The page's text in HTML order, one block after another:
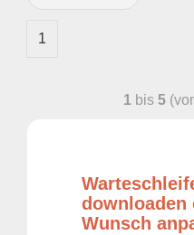
1
1bis 5
downloaden
Wunsch